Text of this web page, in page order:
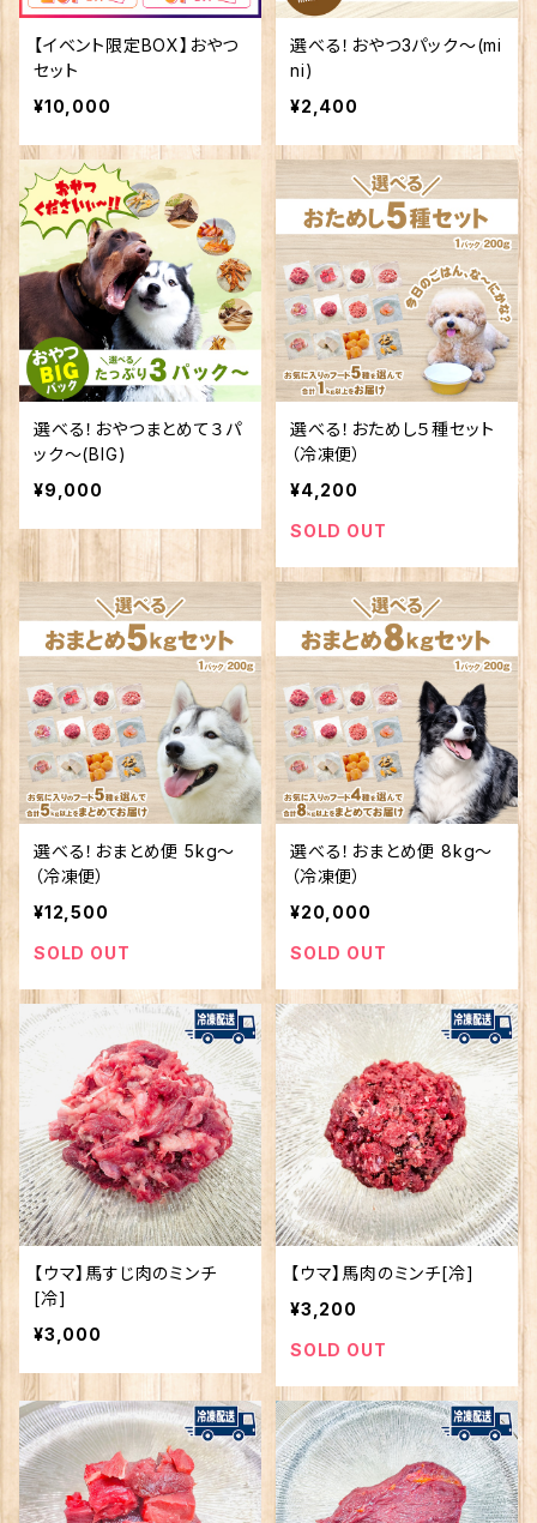
【イベント限定BOX】おやつ
セット
¥10,000
選べる！おやつ3パック～(mi
ni)
¥2,400
選べる！おやつまとめて３パ
ック～(BIG)
¥9,000
選べる！おためし５種セット
（冷凍便）
¥4,200
SOLD OUT
選べる！おまとめ便 5kg〜
（冷凍便）
¥12,500
SOLD OUT
選べる！おまとめ便 8kg〜
（冷凍便）
¥20,000
SOLD OUT
【ウマ】馬すじ肉のミンチ
[冷]
¥3,000
【ウマ】馬肉のミンチ[冷]
¥3,200
SOLD OUT